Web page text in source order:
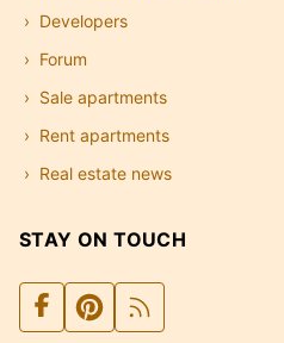
Developers
Forum
Sale apartments
Rent apartments
Real estate news
STAY ON TOUCH